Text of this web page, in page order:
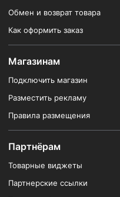
Обмен и возврат товара
Как оформить заказ
Магазинам
Подключить магазин
Разместить рекламу
Правила размещения
Партнёрам
Товарные виджеты
Партнерские ссылки